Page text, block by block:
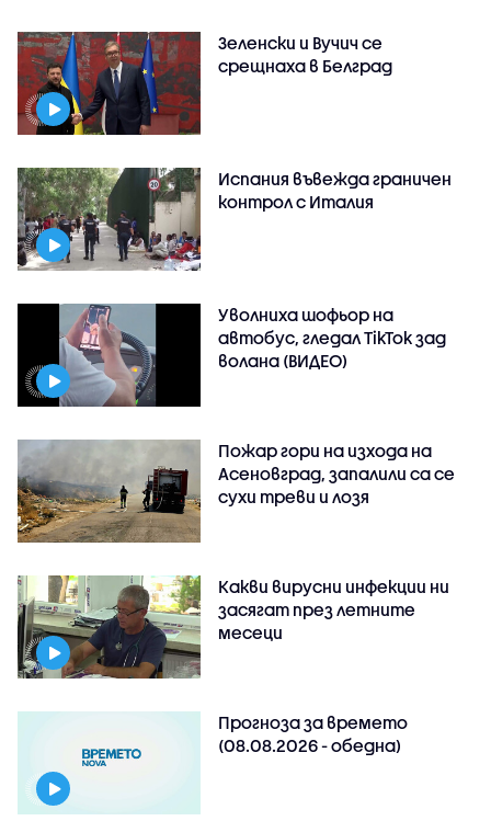
Зеленски и Вучич се
срещнаха в Белград
Испания въвежда граничен
контрол с Италия
Уволниха шофьор на
автобус, гледал TikTok зад
волана (ВИДЕО)
Пожар гори на изхода на
Асеновград, запалили са се
сухи треви и лозя
Какви вирусни инфекции ни
засягат през летните
месеци
Прогноза за времето
(08.08.2026 - обедна)